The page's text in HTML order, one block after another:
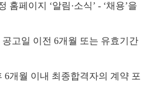
홈페이지 ‘알림·소식’ - ‘채용’을
고일 이전 6개월 또는 유효기간
6개월 이내 최종합격자의 계약 포